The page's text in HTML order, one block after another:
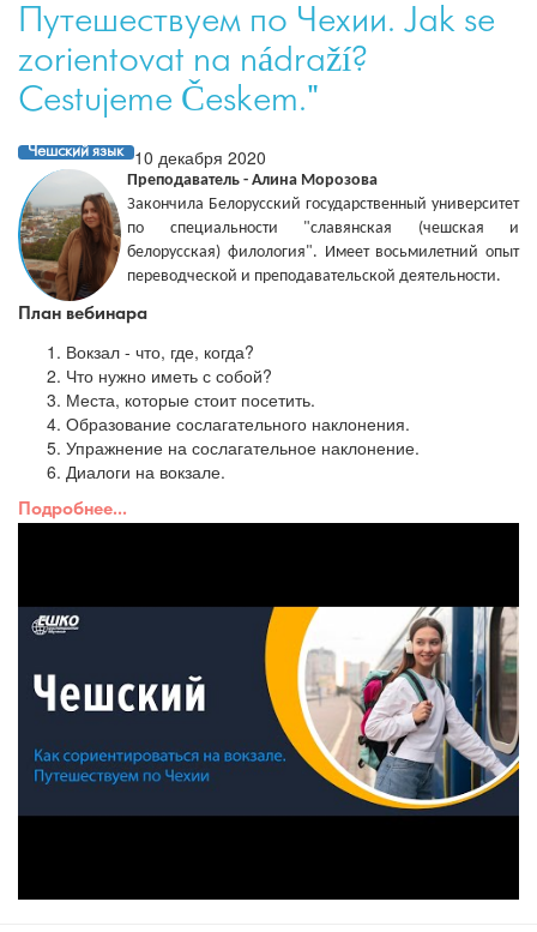
Путешествуем по Чехии. Jak se
zorientovat na nádraží?
Cestujeme Českem."
Чешский язык 10 декабря 2020
Преподаватель - Алина Морозова
Закончила Белорусский государственный университет
по специальности "славянская (чешская и
белорусская) филология". Имеет восьмилетний опыт
переводческой и преподавательской деятельности.
План вебинара
Вокзал - что, где, когда?
Что нужно иметь с собой?
Места, которые стоит посетить.
Образование сослагательного наклонения.
Упражнение на сослагательное наклонение.
Диалоги на вокзале.
Подробнее...